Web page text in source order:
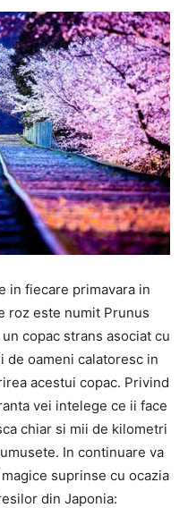
in fiecare primavara in
roz este numit Prunus
copac strans asociat cu
de oameni calatoresc in
acestui copac. Privind
vei intelege ce ii face
chiar si mii de kilometri
In continuare va
suprinse cu ocazia
din Japonia: